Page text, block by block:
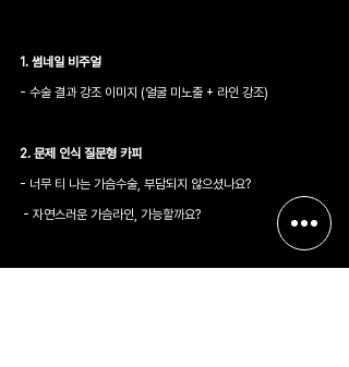
1. 썸네일 비주얼
- 수술 결과 강조 이미지 (얼굴 미노출 + 라인 강조)
2. 문제 인식 질문형 카피
- 너무 티 나는 가슴수술, 부담되지 않으셨나요?
- 자연스러운 가슴라인, 가능할까요?